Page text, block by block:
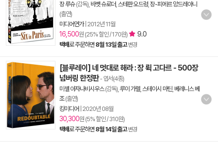
장 루슈(감독), 바벳 슈로더 스테판 오드렁, 장-피에르 앙드레아니
(출연)
미디어연가| 2012년 11월
16,500원 (25% 할인 / 170원) 9.0
택배로 주문하면 8월 13일 출고 변경
[블루레이] 네 멋대로 해라 : 장 뤽 고다르 - 500장
넘버링 한정판- 엽서(4종)
미셸 아자나비시우스(감독), 루이 가렐 스테이시 마틴 베레니스 베
조(출연)
킹미디어 2020년 08월
30,300원 (5% 할인 / 310원)
택배로 주문하면 8월 14일 출고 변경